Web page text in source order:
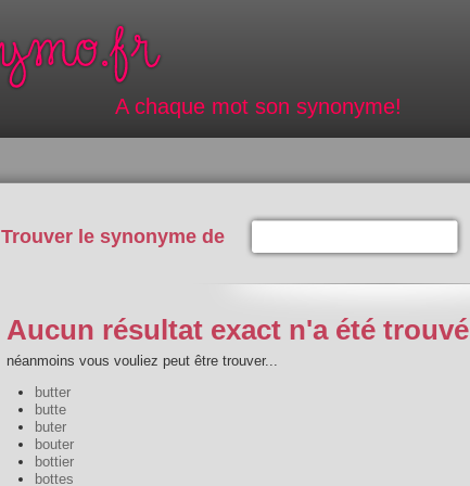
A chaque mot son synonyme!
Trouver le synonyme de
Aucun résultat exact n'a été trouvé
néanmoins vous vouliez peut être trouver...
butter
butte
buter
bouter
bottier
bottes